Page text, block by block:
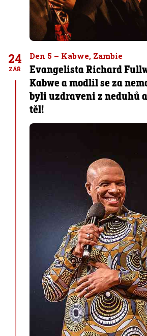
24
ZÁŘ
Den 5 – Kabwe, Zambie
Evangelista Richard
Kabwe a modlil se za
byli uzdraveni z neduhů
těl!